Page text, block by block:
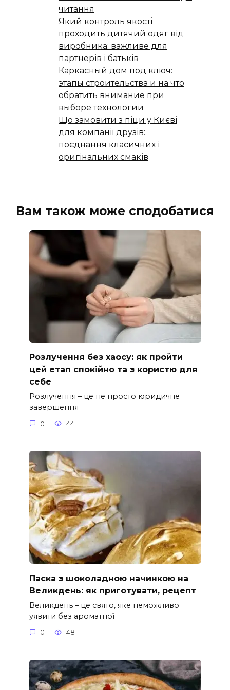
читання
Який контроль якості
проходить дитячий одяг від
виробника: важливе для
партнерів і батьків
Каркасный дом под ключ:
этапы строительства и на что
обратить внимание при
выборе технологии
Що замовити з піци у Києві
для компанії друзів:
поєднання класичних і
оригінальних смаків
Вам також може сподобатися
Розлучення без хаосу: як пройти
цей етап спокійно та з користю для
себе
Розлучення – це не просто юридичне
завершення
0 44
Паска з шоколадною начинкою на
Великдень: як приготувати, рецепт
Великдень – це свято, яке неможливо
уявити без ароматної
0 48